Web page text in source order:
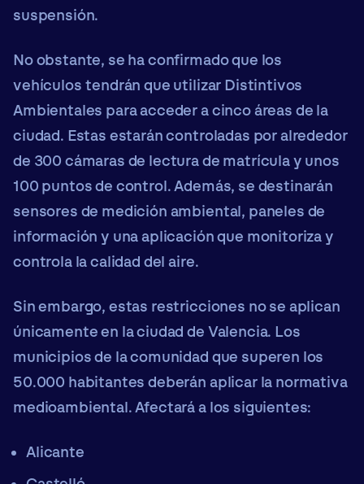
suspensión.
No obstante, se ha confirmado que los
vehículos tendrán que utilizar Distintivos
Ambientales para acceder acinco áreas de la
ciudad. Estas estarán controladas por alrededor
de 300 cámaras de lectura de matrículay unos
100 puntos de control. Además, se destinarán
sensores de medición ambiental, paneles de
información y una aplicación que monitoriza y
controla la calidad del aire.
Sin embargo, estas restricciones no se aplican
únicamente en la ciudad de Valencia. Los
municipios de la comunidad que superen los
50.000 habitantes deberán aplicar la normativa
medioambiental. Afectará a los siguientes:
Alicante